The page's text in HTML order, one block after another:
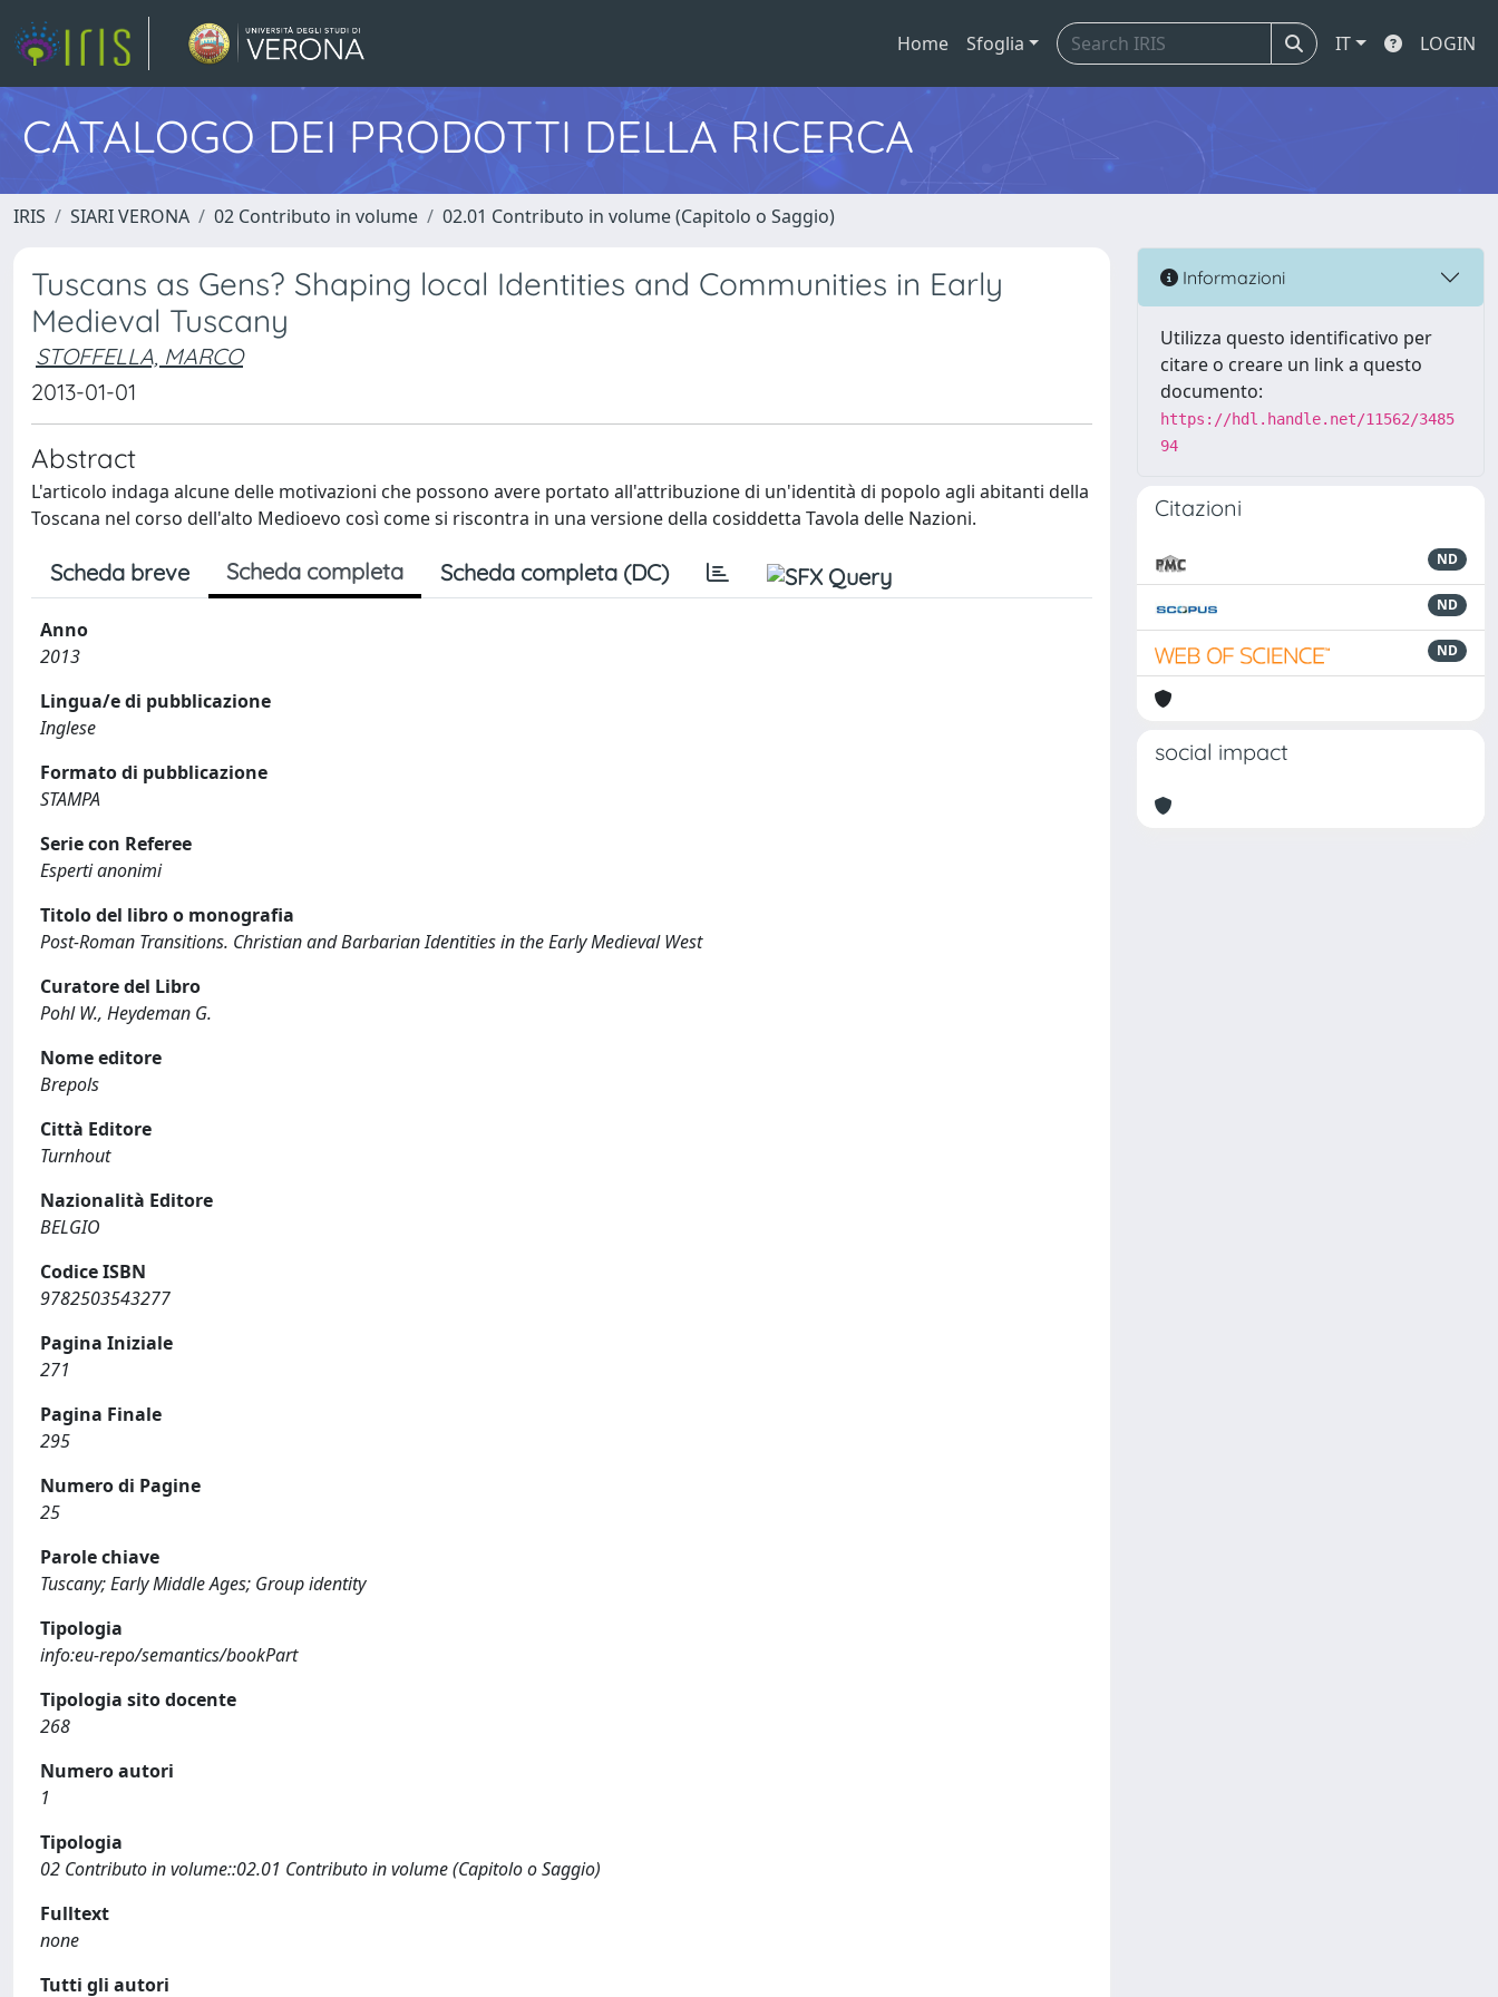
Home Sfoglia IT LOGIN
CATALOGO DEI PRODOTTI DELLA RICERCA
IRIS SIARI VERONA 02 Contributo in volume 02.01 Contributo in volume (Capitolo o Saggio)
Tuscans as Gens? Shaping local Identities and Communities in Early
Medieval Tuscany
STOFFELLA, MARCO
2013-01-01
Abstract
L'articolo indaga alcune delle motivazioni che possono avere portato all'attribuzione di un'identità di popolo agli abitanti della
Toscana nel corso dell'alto Medioevo così come si riscontra in una versione della cosiddetta Tavola delle Nazioni.
Scheda breve Scheda completa Scheda completa (DC)
Anno
2013
Lingua/e di pubblicazione
Inglese
Formato di pubblicazione
STAMPA
Serie con Referee
Esperti anonimi
Titolo del libro o monografia
Post-Roman Transitions. Christian and Barbarian Identities in the Early Medieval West
Curatore del Libro
Pohl W., Heydeman G.
Nome editore
Brepols
Città Editore
Turnhout
Nazionalità Editore
BELGIO
Codice ISBN
9782503543277
Pagina Iniziale
271
Pagina Finale
295
Numero di Pagine
25
Parole chiave
Tuscany; Early Middle Ages; Group identity
Tipologia
info:eu-repo/semantics/bookPart
Tipologia sito docente
268
Numero autori
1
Tipologia
02 Contributo in volume::02.01 Contributo in volume (Capitolo o Saggio)
Fulltext
none
Tutti gli autori
Informazioni
Utilizza questo identificativo per
citare o creare un link a questo
documento:
https://hdl.handle.net/11562/3485
94
Citazioni
ND
ND
ND
social impact